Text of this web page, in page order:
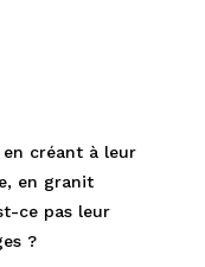
créant à leur
en granit
ce pas leur
?